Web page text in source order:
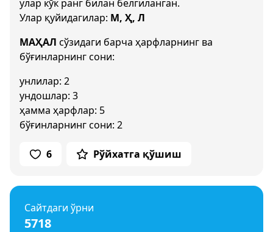
улар кўк ранг билан белгиланган.
Улар қуйидагилар: М, Ҳ, Л
МАҲАЛ сўзидаги барча ҳарфларнинг ва
бўғинларнинг сони:
унлилар: 2
ундошлар: 3
ҳамма ҳарфлар: 5
бўғинларнинг сони: 2
6 Рўйхатга қўшиш
Сайтдаги ўрни
5718